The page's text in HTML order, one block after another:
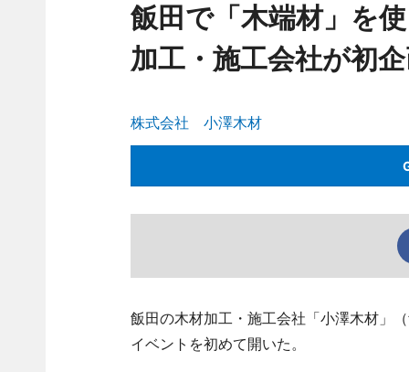
飯田で「木端材」を
加工・施工会社が初
株式会社 小澤木材
飯田の木材加工・施工会社「小澤木材」
イベントを初めて開いた。